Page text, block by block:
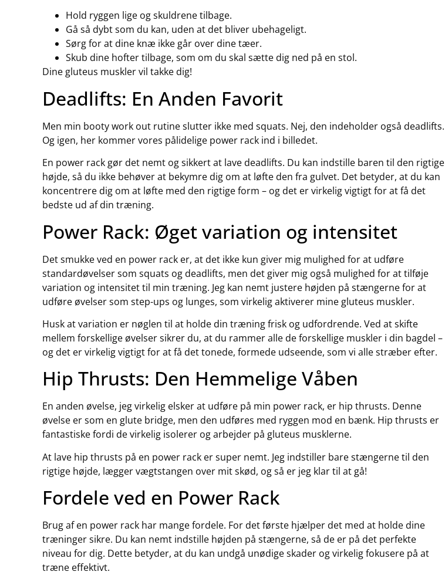
Hold ryggen lige og skuldrene tilbage.
Gå så dybt som du kan, uden at det bliver ubehageligt.
Sørg for at dine knæ ikke går over dine tæer.
Skub dine hofter tilbage, som om du skal sætte dig ned på en stol.
Dine gluteus muskler vil takke dig!
Deadlifts: En Anden Favorit
Men min booty work out rutine slutter ikke med squats. Nej, den indeholder også deadlifts.
Og igen, her kommer vores pålidelige power rack ind i billedet.
En power rack gør det nemt og sikkert at lave deadlifts. Du kan indstille baren til den rigtige
højde, så du ikke behøver at bekymre dig om at løfte den fra gulvet. Det betyder, at du kan
koncentrere dig om at løfte med den rigtige form – og det er virkelig vigtigt for at få det
bedste ud af din træning.
Power Rack: Øget variation og intensitet
Det smukke ved en power rack er, at det ikke kun giver mig mulighed for at udføre
standardøvelser som squats og deadlifts, men det giver mig også mulighed for at tilføje
variation og intensitet til min træning. Jeg kan nemt justere højden på stængerne for at
udføre øvelser som step-ups og lunges, som virkelig aktiverer mine gluteus muskler.
Husk at variation er nøglen til at holde din træning frisk og udfordrende. Ved at skifte
mellem forskellige øvelser sikrer du, at du rammer alle de forskellige muskler i din bagdel –
og det er virkelig vigtigt for at få det tonede, formede udseende, som vi alle stræber efter.
Hip Thrusts: Den Hemmelige Våben
En anden øvelse, jeg virkelig elsker at udføre på min power rack, er hip thrusts. Denne
øvelse er som en glute bridge, men den udføres med ryggen mod en bænk. Hip thrusts er
fantastiske fordi de virkelig isolerer og arbejder på gluteus musklerne.
At lave hip thrusts på en power rack er super nemt. Jeg indstiller bare stængerne til den
rigtige højde, lægger vægtstangen over mit skød, og så er jeg klar til at gå!
Fordele ved en Power Rack
Brug af en power rack har mange fordele. For det første hjælper det med at holde dine
træninger sikre. Du kan nemt indstille højden på stængerne, så de er på det perfekte
niveau for dig. Dette betyder, at du kan undgå unødige skader og virkelig fokusere på at
træne effektivt.